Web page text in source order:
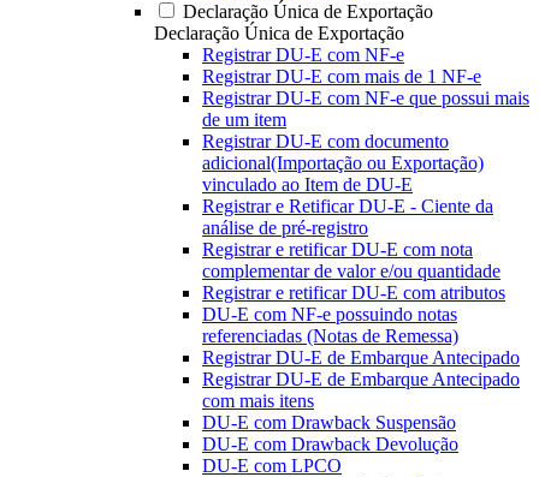
Declaração Única de Exportação
Declaração Única de Exportação
Registrar DU-E com NF-e
Registrar DU-E com mais de 1 NF-e
Registrar DU-E com NF-e que possui mais
de um item
Registrar DU-E com documento
adicional(Importação ou Exportação)
vinculado ao Item de DU-E
Registrar e Retificar DU-E - Ciente da
análise de pré-registro
Registrar e retificar DU-E com nota
complementar de valor e/ou quantidade
Registrar e retificar DU-E com atributos
DU-E com NF-e possuindo notas
referenciadas (Notas de Remessa)
Registrar DU-E de Embarque Antecipado
Registrar DU-E de Embarque Antecipado
com mais itens
DU-E com Drawback Suspensão
DU-E com Drawback Devolução
DU-E com LPCO